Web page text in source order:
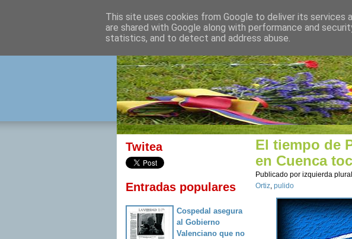
izquierda plural
Twitea
Entradas populares
Cospedal asegura
al Gobierno
Valenciano que no
El tiempo de
en Cuenca
Publicado por izquierda plural
Ortiz, pulido
This site uses cookies from Google to deliver its services
are shared with Google along with performance and
statistics, and to detect and address abuse.